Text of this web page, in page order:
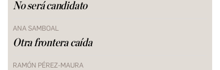
No será candidato
ANA SAMBOAL
Otra frontera caída
RAMÓN PÉREZ-MAURA